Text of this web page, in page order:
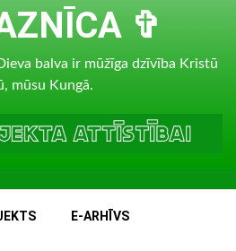
✞
balva ir mūžīga dzīvība Kristū
mūsu Kungā.
E-ARHĪVS